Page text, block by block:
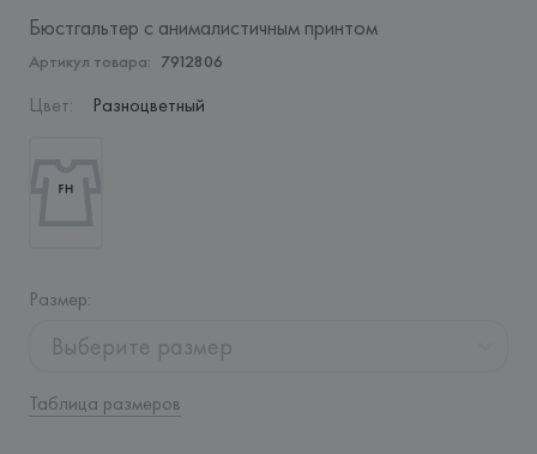
Бюстгальтер с анималистичным принтом
Артикул товара: 7912806
Цвет: Разноцветный
Размер:
Выберите размер
Таблица размеров